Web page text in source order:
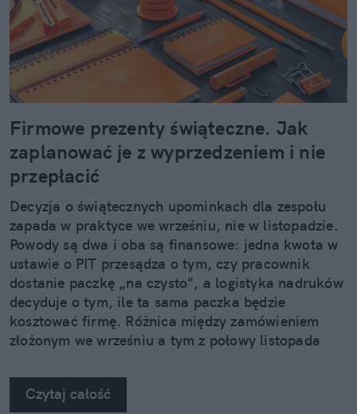
Firmowe prezenty świąteczne. Jak
zaplanować je z wyprzedzeniem i nie
przepłacić
Decyzja o świątecznych upominkach dla zespołu
zapada w praktyce we wrześniu, nie w listopadzie.
Powody są dwa i oba są finansowe: jedna kwota w
ustawie o PIT przesądza o tym, czy pracownik
dostanie paczkę „na czysto", a logistyka nadruków
decyduje o tym, ile ta sama paczka będzie
kosztować firmę. Różnica między zamówieniem
złożonym we wrześniu a tym z połowy listopada
Czytaj całość